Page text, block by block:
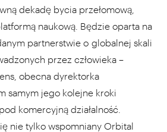
dekadę bycia przełomową,
naukową. Będzie oparta na
partnerstwie o globalnej skali
przez człowieka –
obecna dyrektorka
samym jego kolejne kroki
komercyjną działalność.
nie tylko wspomniany Orbital